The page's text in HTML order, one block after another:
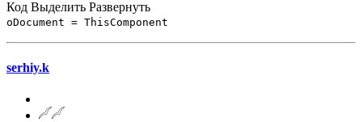
Код Выделить Развернуть
oDocument = ThisComponent
serhiy.k